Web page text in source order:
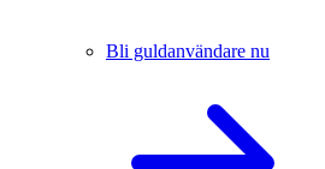
Bli guldanvändare nu